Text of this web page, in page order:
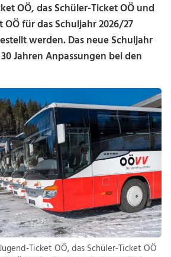
OÖ, das Schüler-Ticket OÖ und
für das Schuljahr 2026/27
werden. Das neue Schuljahr
Jahren Anpassungen bei den
Ticket OÖ, das Schüler-Ticket OÖ